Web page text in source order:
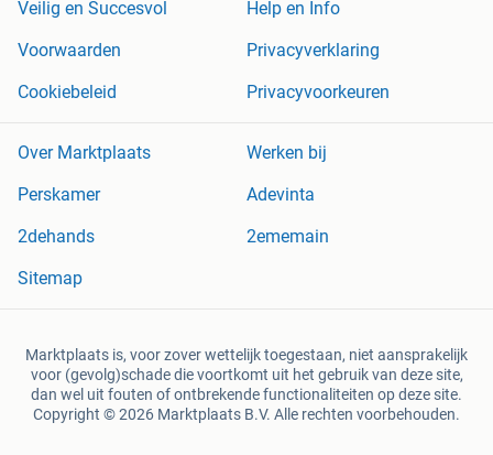
Veilig en Succesvol
Help en Info
Voorwaarden
Privacyverklaring
Cookiebeleid
Privacyvoorkeuren
Over Marktplaats
Werken bij
Perskamer
Adevinta
2dehands
2ememain
Sitemap
Marktplaats is, voor zover wettelijk toegestaan, niet aansprakelijk
voor (gevolg)schade die voortkomt uit het gebruik van deze site,
dan wel uit fouten of ontbrekende functionaliteiten op deze site.
Copyright © 2026 Marktplaats B.V. Alle rechten voorbehouden.